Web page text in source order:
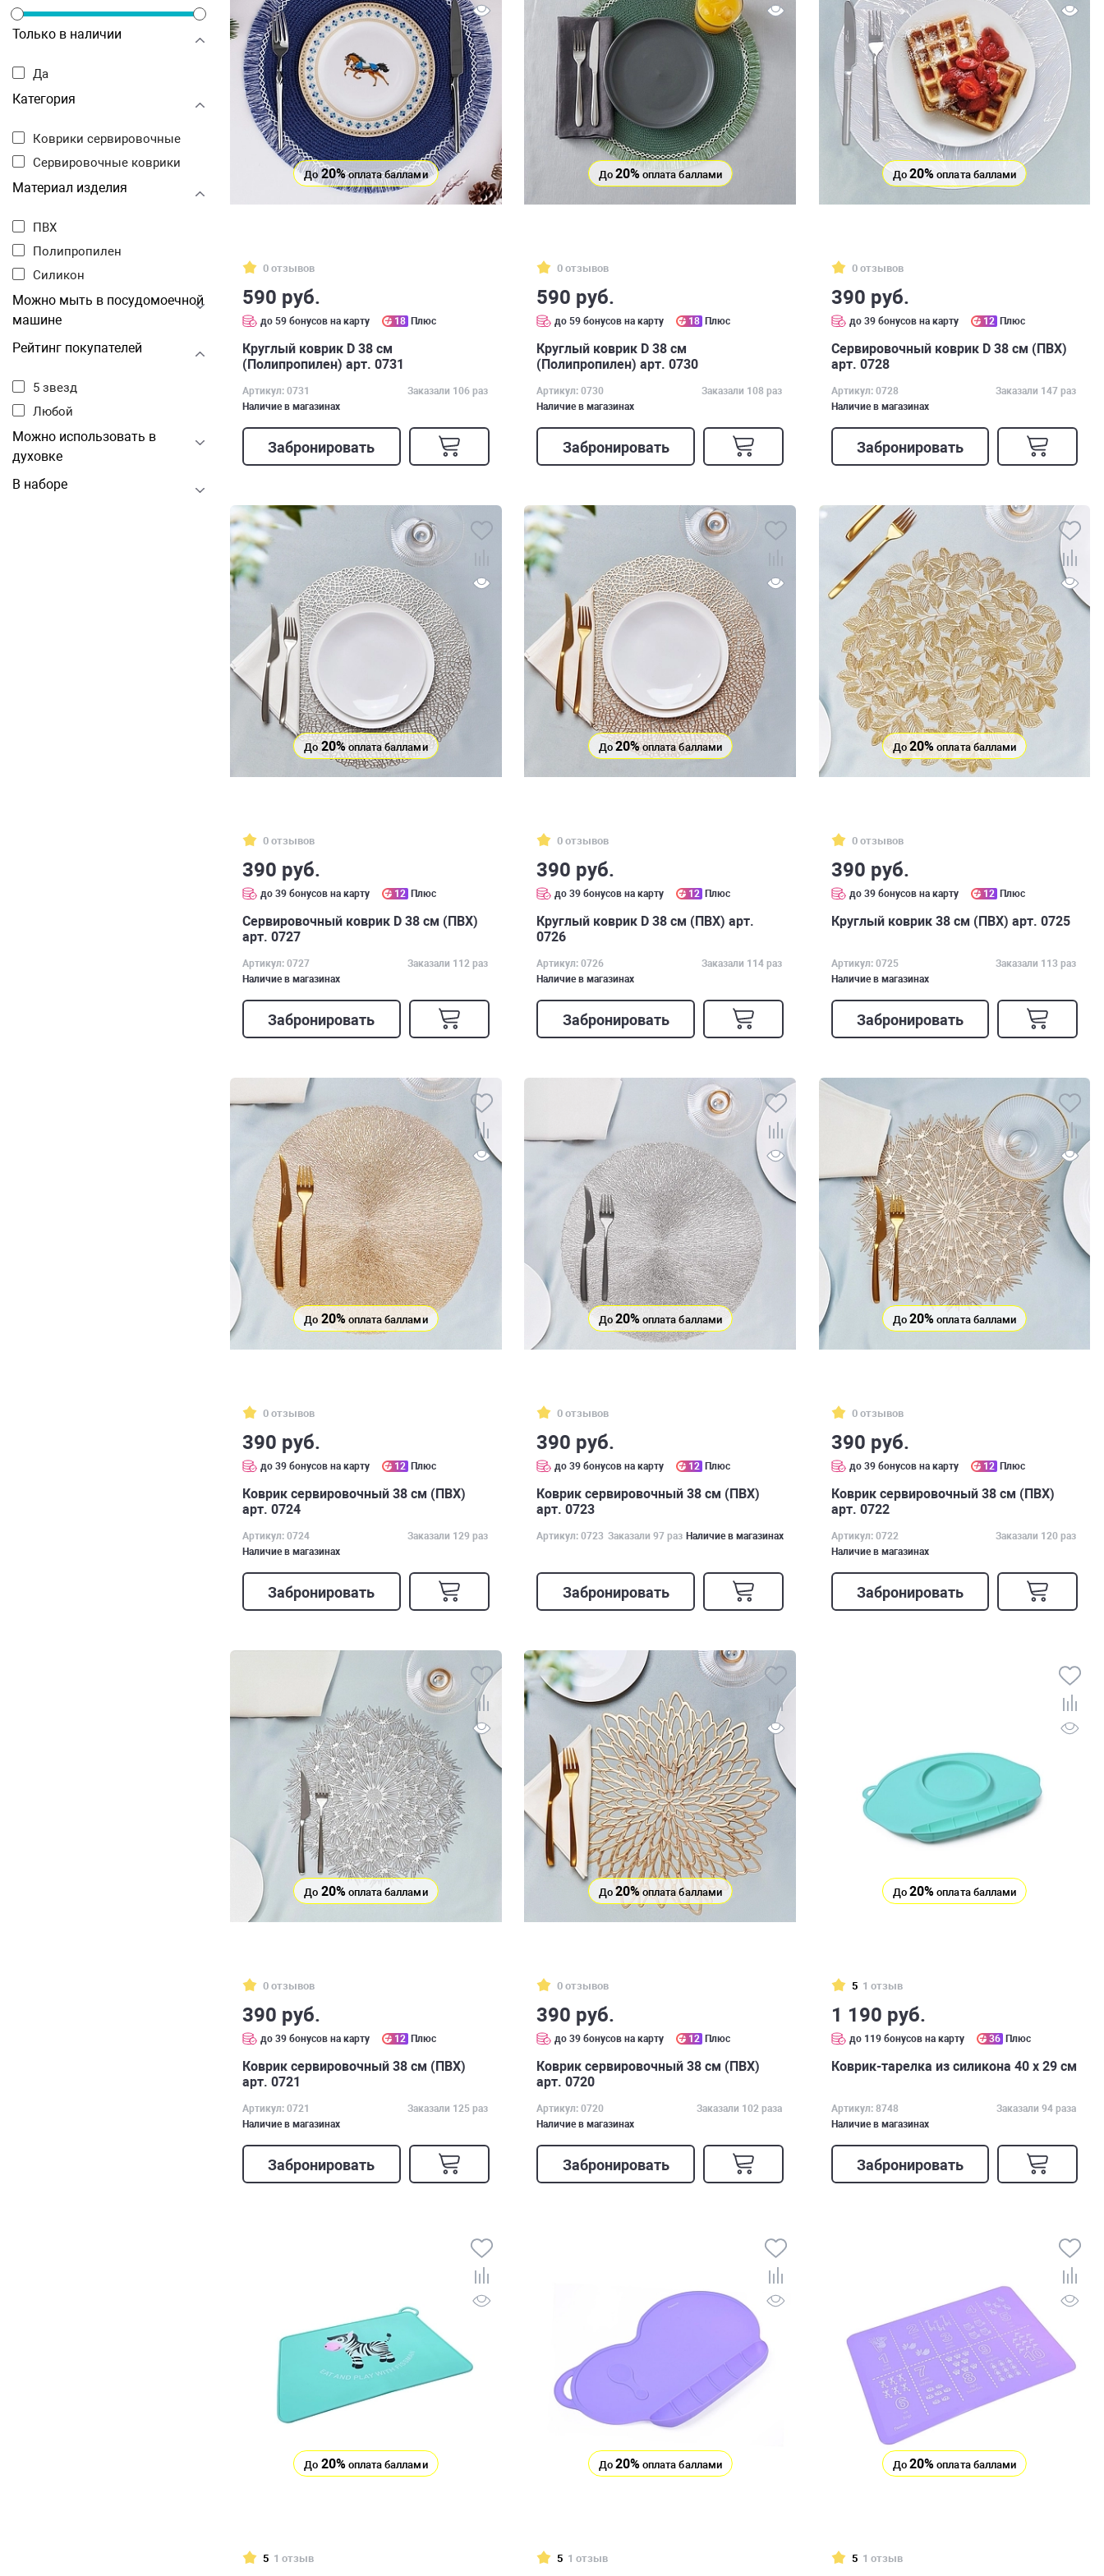
Только в наличии
Да
Категория
Коврики сервировочные
Сервировочные коврики
Материал изделия
ПВХ
Полипропилен
Силикон
Можно мыть в посудомоечной
машине
Рейтинг покупателей
5 звезд
Любой
Можно использовать в
духовке
В наборе
До20%оплата баллами
0 отзывов
590 руб.
до 59 бонусов на карту 18 Плюс
Круглый коврик D 38 см
(Полипропилен) арт. 0731
Артикул: 0731
Заказали 106 раз
Наличие в магазинах
Забронировать
До 20% оплата баллами
0 отзывов
590 руб.
до 59 бонусов на карту 18 Плюс
Круглый коврик D 38 см
(Полипропилен) арт. 0730
Артикул: 0730
Заказали 108 раз
Наличие в магазинах
Забронировать
До20% оплата баллами
0 отзывов
390 руб.
до 39 бонусов на карту 12 Плюс
Сервировочный коврик D 38 см (ПВХ)
арт. 0728
Артикул: 0728
Заказали 147 раз
Наличие в магазинах
Забронировать
До20%оплата баллами
0 отзывов
390 руб.
до 39 бонусов на карту 12 Плюс
Сервировочный коврик D 38 см (ПВХ)
арт. 0727
Артикул: 0727
Заказали 112 раз
Наличие в магазинах
Забронировать
До20%оплата баллами
0 отзывов
390 руб.
до 39 бонусов на карту 12 Плюс
Круглый коврик D 38 см (ПВХ) арт.
0726
Артикул: 0726
Заказали 114 раз
Наличие в магазинах
Забронировать
До20%оплата баллами
0 отзывов
390 руб.
до 39 бонусов на карту 12 Плюс
Круглый коврик 38 см (ПВХ) арт. 0725
Артикул: 0725
Заказали 113 раз
Наличие в магазинах
Забронировать
До 20%оплата баллами
0 отзывов
390 руб.
до 39 бонусов на карту 12 Плюс
Коврик сервировочный 38 см (ПВХ)
арт. 0724
Артикул: 0724
Заказали 129 раз
Наличие в магазинах
Забронировать
До 20%оплата баллами
0 отзывов
390 руб.
до 39 бонусов на карту 12 Плюс
Коврик сервировочный 38 см (ПВХ)
арт. 0723
Артикул: 0723 Заказали 97 раз Наличие в магазинах
Забронировать
До20% оплата баллами
0 отзывов
390 руб.
до 39 бонусов на карту 12 Плюс
Коврик сервировочный 38 см (ПВХ)
арт. 0722
Артикул: 0722
Заказали 120 раз
Наличие в магазинах
Забронировать
До 20% оплата баллами
0 отзывов
390 руб.
до 39 бонусов на карту 12 Плюс
Коврик сервировочный 38 см (ПВХ)
арт. 0721
Артикул: 0721
Заказали 125 раз
Наличие в магазинах
Забронировать
До 20%оплата баллами
0 отзывов
390 руб.
до 39 бонусов на карту 12 Плюс
Коврик сервировочный 38 см (ПВХ)
арт. 0720
Артикул: 0720
Заказали 102 раза
Наличие в магазинах
Забронировать
До20% оплата баллами
5 1 отзыв
1 190 руб.
до 119 бонусов на карту 36 Плюс
Коврик-тарелка из силикона 40 х 29 см
Артикул: 8748
Заказали 94 раза
Наличие в магазинах
Забронировать
До 20% оплата баллами
5 1 отзыв
До 20% оплата баллами
5 1 отзыв
До20% оплата баллами
5 1 отзыв